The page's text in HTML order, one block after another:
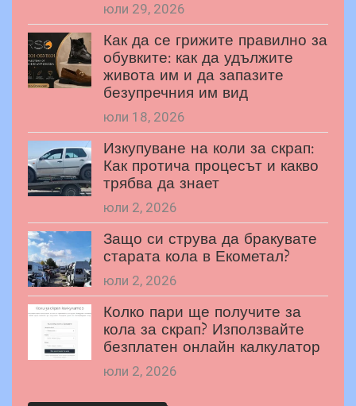
юли 29, 2026
Как да се грижите правилно за
обувките: как да удължите
живота им и да запазите
безупречния им вид
юли 18, 2026
Изкупуване на коли за скрап:
Как протича процесът и какво
трябва да знает
юли 2, 2026
Защо си струва да бракувате
старата кола в Екометал?
юли 2, 2026
Колко пари ще получите за
кола за скрап? Използвайте
безплатен онлайн калкулатор
юли 2, 2026